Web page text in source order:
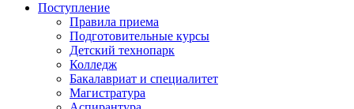
Поступление
Правила приема
Подготовительные курсы
Детский технопарк
Колледж
Бакалавриат и специалитет
Магистратура